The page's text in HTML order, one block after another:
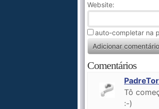
Website:
auto-completar na
Comentários
Tô
:-)